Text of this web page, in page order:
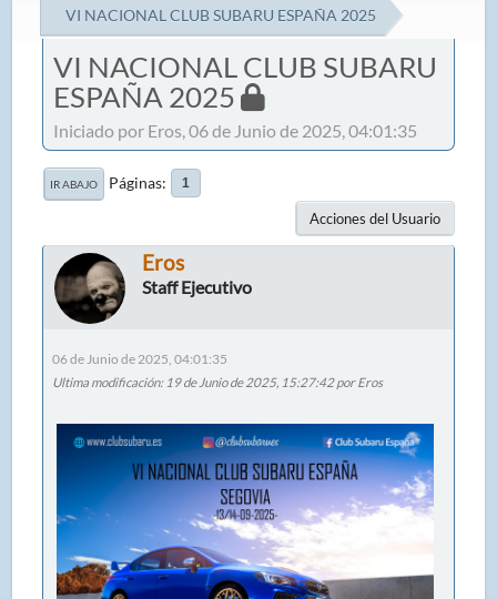
VI NACIONAL CLUB SUBARU ESPAÑA 2025
VI NACIONAL CLUB SUBARU
ESPAÑA 2025
Iniciado por Eros, 06 de Junio de 2025, 04:01:35
IR ABAJO Páginas 1
Acciones del Usuario
Eros
Staff Ejecutivo
06 de Junio de 2025, 04:01:35
Ultima modificación: 19 de Junio de 2025, 15:27:42 por Eros